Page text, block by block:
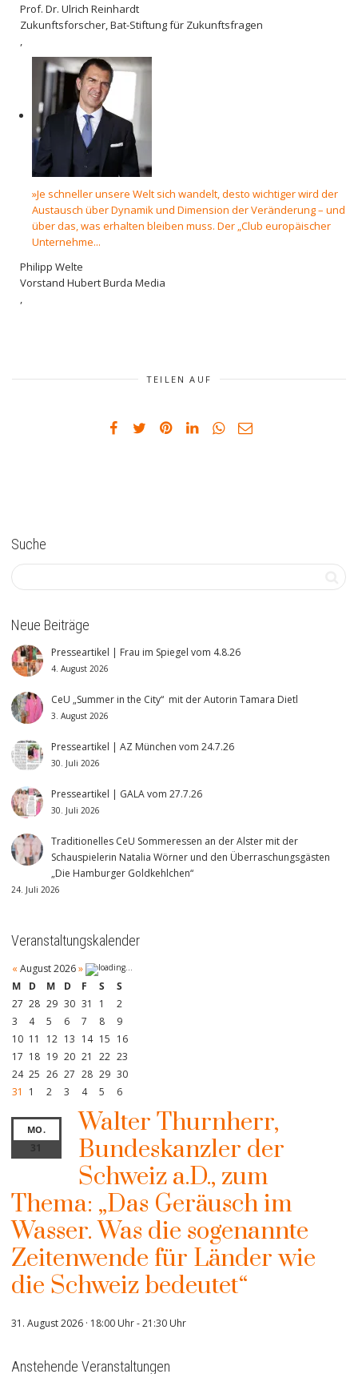
Prof. Dr. Ulrich Reinhardt
Zukunftsforscher, Bat-Stiftung für Zukunftsfragen
,
»Je schneller unsere Welt sich wandelt, desto wichtiger wird der
Austausch über Dynamik und Dimension der Veränderung – und
über das, was erhalten bleiben muss. Der „Club europäischer
Unternehme...
Philipp Welte
Vorstand Hubert Burda Media
,
TEILEN AUF
Suche
Neue Beiträge
Presseartikel | Frau im Spiegel vom 4.8.26
4. August 2026
CeU „Summer in the City“ mit der Autorin Tamara Dietl
3. August 2026
Presseartikel | AZ München vom 24.7.26
30. Juli 2026
Presseartikel | GALA vom 27.7.26
30. Juli 2026
Traditionelles CeU Sommeressen an der Alster mit der
Schauspielerin Natalia Wörner und den Überraschungsgästen
„Die Hamburger Goldkehlchen“
24. Juli 2026
Veranstaltungskalender
« August 2026»
M
D M D F S
S
27 28 29 30 31 1
2
3
4 5 6 7 8
9
10 11 12 13 14 15 16
17 18 19 20 21 22 23
24 25 26 27 28 29 30
31
1 2 3 4 5 6
MO.
31
Walter Thurnherr,
Bundeskanzler der
Schweiz a.D., zum
Thema: „Das Geräusch im
Wasser. Was die sogenannte
Zeitenwende für Länder wie
die Schweiz bedeutet“
31. August 2026 · 18:00 Uhr-21:30 Uhr
Anstehende Veranstaltungen